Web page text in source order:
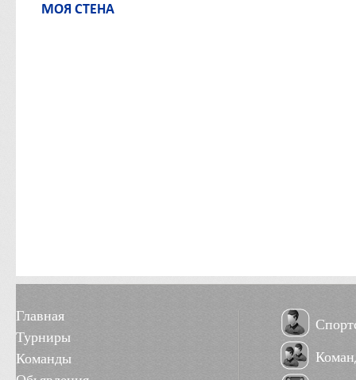
МОЯ СТЕНА
Главная
Турниры
Команды